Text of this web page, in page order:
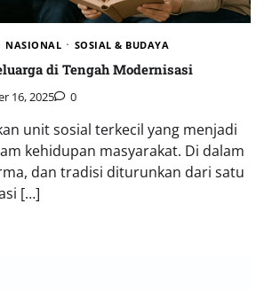
NASIONAL SOSIAL & BUDAYA
di Tengah Modernisasi
16, 2025 0
unit sosial terkecil yang menjadi
kehidupan masyarakat. Di dalam
dan tradisi diturunkan dari satu
[…]